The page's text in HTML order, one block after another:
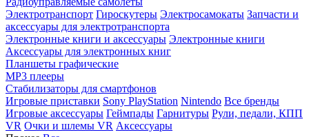
Электротранспорт Гироскутеры Электросамокаты Запчасти и
аксессуары для электротранспорта
Электронные книги и аксессуары Электронные книги
Аксессуары для электронных книг
Планшеты графические
MP3 плееры
Стабилизаторы для смартфонов
Игровые приставки Sony PlayStation Nintendo Все бренды
Игровые аксессуары Геймпады Гарнитуры Рули, педали, КПП
VR Очки и шлемы VR Аксессуары